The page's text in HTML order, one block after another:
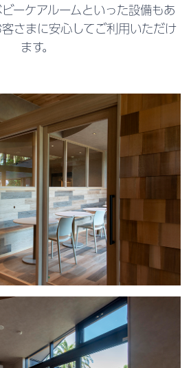
ーケアルームといった設備もあ
さまに安心してご利用いただけ
ます。